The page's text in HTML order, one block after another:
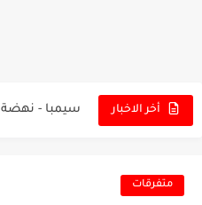
أخر الاخبار
متفرقات